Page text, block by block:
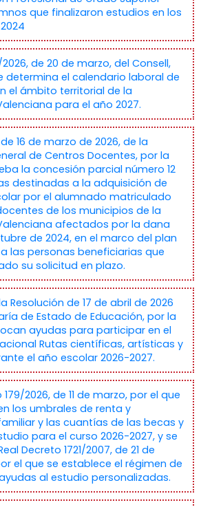
que finalizaron estudios en los
2026, de 20 de marzo, del Consell,
determina el calendario laboral de
el ámbito territorial de la
para el año 2027.
de 16 de marzo de 2026, de la
de Centros Docentes, por la
la concesión parcial número 12
destinadas a la adquisición de
por el alumnado matriculado
de los municipios de la
afectados por la dana
de 2024, en el marco del plan
a las personas beneficiarias que
su solicitud en plazo.
Resolución de 17 de abril de 2026
de Estado de Educación, por la
ayudas para participar en el
Rutas científicas, artísticas y
el año escolar 2026-2027.
2026, de 11 de marzo, por el que
los umbrales de renta y
y las cuantías de las becas y
para el curso 2026-2027, y se
Decreto 1721/2007, de 21 de
el que se establece el régimen de
al estudio personalizadas.